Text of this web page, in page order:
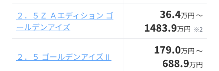
２．５Ｚ Ａエディション ゴ
ールデンアイズ
36.4万円 〜
1483.9万円 ※2
２．５ ゴールデンアイズⅡ 179.0万円 〜
688.9万円